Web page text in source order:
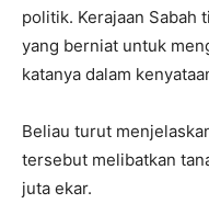
politik. Kerajaan Sabah
yang berniat untuk
katanya dalam
Beliau turut
tersebut melibatkan
juta ekar.